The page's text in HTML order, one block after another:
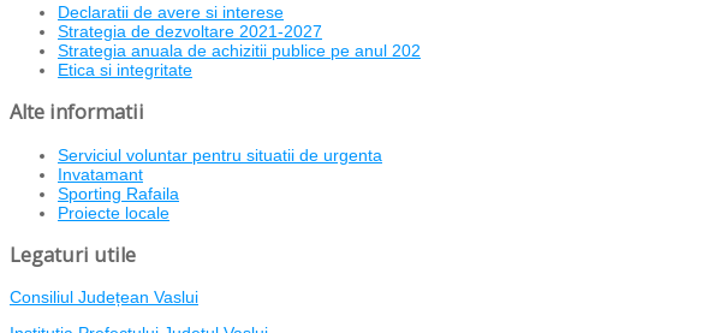
Declaratii de avere si interese
Strategia de dezvoltare 2021-2027
Strategia anuala de achizitii publice pe anul 202
Etica si integritate
Alte informatii
Serviciul voluntar pentru situatii de urgenta
Invatamant
Sporting Rafaila
Proiecte locale
Legaturi utile
Consiliul Județean Vaslui